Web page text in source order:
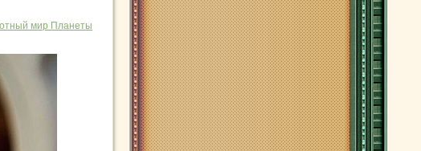
мир Планеты